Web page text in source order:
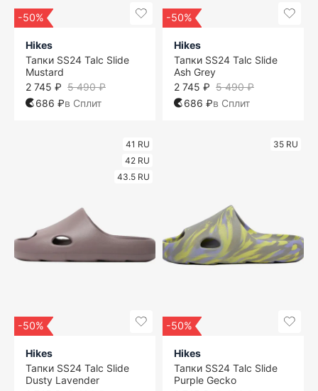
-50%
Hikes
Тапки SS24 Talc Slide
Mustard
5 490 ₽
2 745 ₽
686 ₽в Сплит
-50%
Hikes
Тапки SS24 Talc Slide
Ash Grey
5 490 ₽
2 745 ₽
686 ₽в Сплит
41 RU
42 RU
43.5 RU
-50%
Hikes
Тапки SS24 Talc Slide
Dusty Lavender
35 RU
-50%
Hikes
Тапки SS24 Talc Slide
Purple Gecko